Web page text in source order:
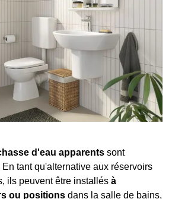
d'eau apparents sont
tant qu'alternative aux réservoirs
ils peuvent être installés à
ou positions dans la salle de bains,